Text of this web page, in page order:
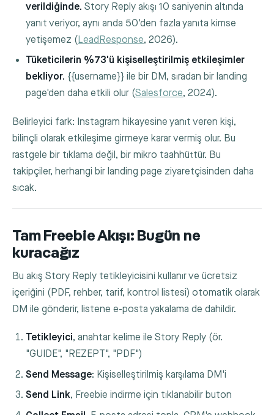
verildiğinde. Story Reply akışı 10 saniyenin altında
yanıt veriyor, aynı anda 50'den fazla yanıta kimse
yetişemez (LeadResponse, 2026).
Tüketicilerin %73'ü kişiselleştirilmiş etkileşimler
bekliyor. {{username}} ile bir DM, sıradan bir landing
page'den daha etkili olur (Salesforce, 2024).
Belirleyici fark: Instagram hikayesine yanıt veren kişi,
bilinçli olarak etkileşime girmeye karar vermiş olur. Bu
rastgele bir tıklama değil, bir mikro taahhüttür. Bu
takipçiler, herhangi bir landing page ziyaretçisinden daha
sıcak.
Tam Freebie Akışı: Bugün ne
kuracağız
Bu akış Story Reply tetikleyicisini kullanır ve ücretsiz
içeriğini (PDF, rehber, tarif, kontrol listesi) otomatik olarak
DM ile gönderir, listene e-posta yakalama de dahildir.
Tetikleyici, anahtar kelime ile Story Reply (ör.
"GUIDE", "REZEPT", "PDF")
Send Message: Kişiselleştirilmiş karşılama DM'i
Send Link, Freebie indirme için tıklanabilir buton